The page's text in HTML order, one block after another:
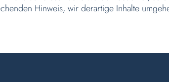
Hinweis, wir derartige Inhalte